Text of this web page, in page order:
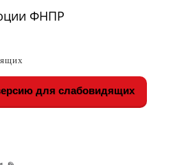
ФНПР
для слабовидящих